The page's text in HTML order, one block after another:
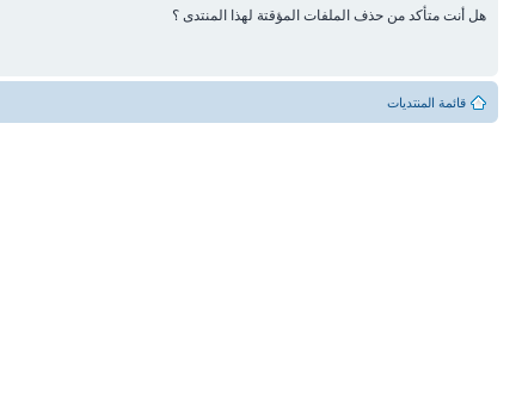
هل أنت متأكد من حذف الملفات المؤقتة لهذا المنتدى ؟
قائمة المنتديات